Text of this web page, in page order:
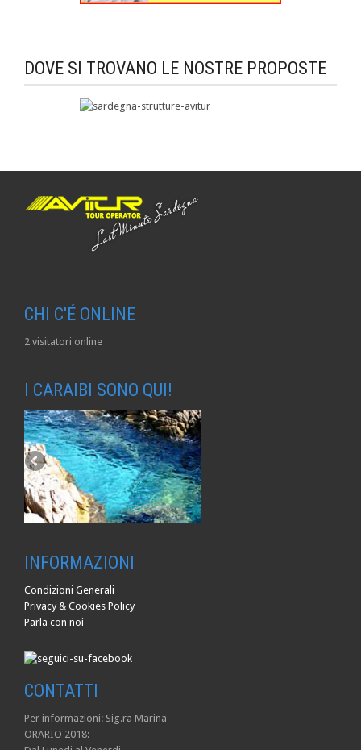
DOVE SI TROVANO LE NOSTRE PROPOSTE
CHI C'É ONLINE
2 visitatori online
I CARAIBI SONO QUI!
INFORMAZIONI
Condizioni Generali
Privacy & Cookies Policy
Parla con noi
CONTATTI
Per informazioni: Sig.ra Marina
ORARIO 2018: